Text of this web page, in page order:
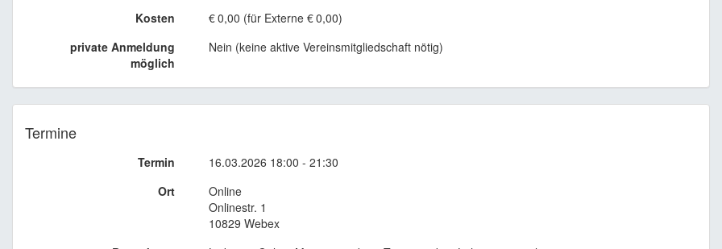
Kosten
€0,00 (für Externe €0,00)
private Anmeldung
möglich
Nein (keine aktive Vereinsmitgliedschaft nötig)
Termine
Termin
16.03.2026 18:00 - 21:30
Ort
Online
Onlinestr. 1
10829 Webex